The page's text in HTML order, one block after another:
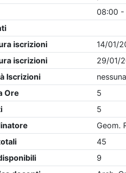
Clicca qui -
Imperia- Eventi in programma
Nessun